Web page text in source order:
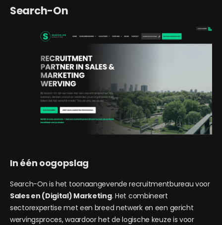
Search-On
In één oogopslag
Search-On is het toonaangevende recruitmentbureau voor
Sales en (Digital) Marketing. Het combineert
sectorexpertise met een breed netwerk en een gericht
wervingsproces, waardoor het de logische keuze is voor